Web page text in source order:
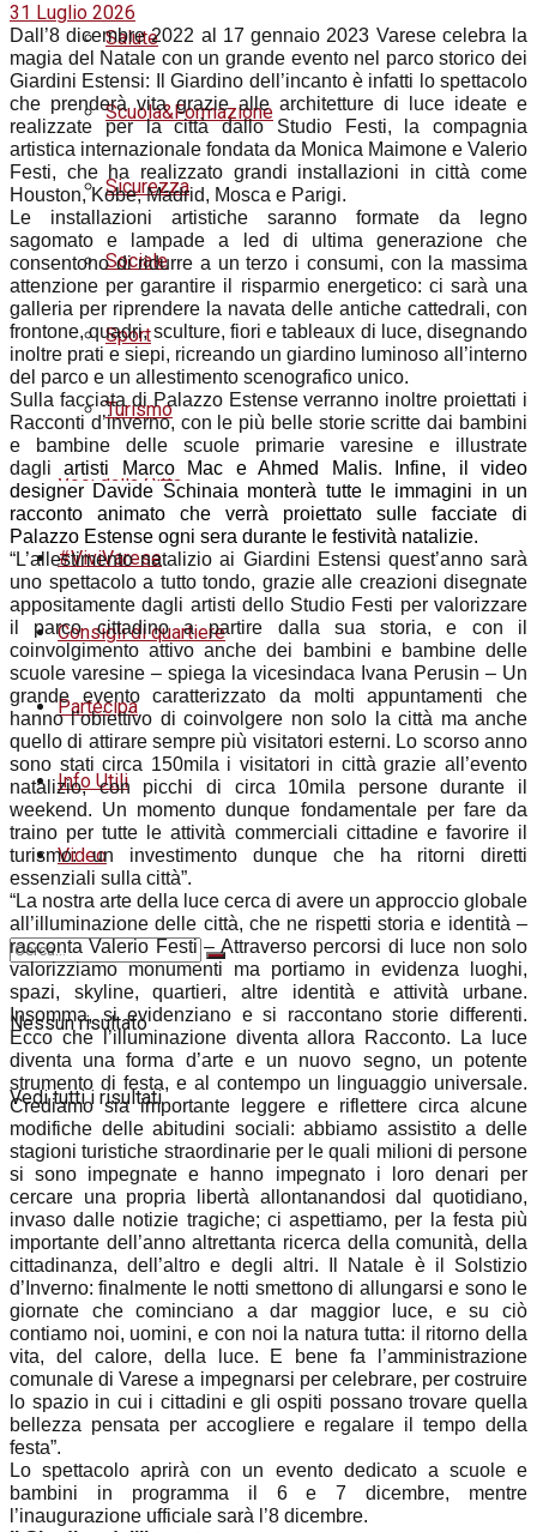
Salute
Scuola&Formazione
Sicurezza
Sociale
Sport
Turismo
Voci dalla Città
#ViviVarese
Consigli di quartiere
Partecipa
Info Utili
Video
Nessun risultato
Vedi tutti i risultati
31 Luglio 2026
Dall’8 dicembre 2022 al 17 gennaio 2023 Varese celebra la
magia del Natale con un grande evento nel parco storico dei
Giardini Estensi: Il Giardino dell’incanto è infatti lo spettacolo
che prenderà vita grazie alle architetture di luce ideate e
realizzate per la città dallo Studio Festi, la compagnia
artistica internazionale fondata da Monica Maimone e Valerio
Festi, che ha realizzato grandi installazioni in città come
Houston, Kobe, Madrid, Mosca e Parigi.
Le installazioni artistiche saranno formate da legno
sagomato e lampade a led di ultima generazione che
consentono di ridurre a un terzo i consumi, con la massima
attenzione per garantire il risparmio energetico: ci sarà una
galleria per riprendere la navata delle antiche cattedrali, con
frontone, quadri, sculture, fiori e tableaux di luce, disegnando
inoltre prati e siepi, ricreando un giardino luminoso all’interno
del parco e un allestimento scenografico unico.
Sulla facciata di Palazzo Estense verranno inoltre proiettati i
Racconti d’inverno, con le più belle storie scritte dai bambini
e bambine delle scuole primarie varesine e illustrate
dagli artisti Marco Mac e Ahmed Malis. Infine, il video
designer Davide Schinaia monterà tutte le immagini in un
racconto animato che verrà proiettato sulle facciate di
Palazzo Estense ogni sera durante le festività natalizie.
“L’allestimento natalizio ai Giardini Estensi quest’anno sarà
uno spettacolo a tutto tondo, grazie alle creazioni disegnate
appositamente dagli artisti dello Studio Festi per valorizzare
il parco cittadino a partire dalla sua storia, e con il
coinvolgimento attivo anche dei bambini e bambine delle
scuole varesine – spiega la vicesindaca Ivana Perusin – Un
grande evento caratterizzato da molti appuntamenti che
hanno l’obiettivo di coinvolgere non solo la città ma anche
quello di attirare sempre più visitatori esterni. Lo scorso anno
sono stati circa 150mila i visitatori in città grazie all’evento
natalizio, con picchi di circa 10mila persone durante il
weekend. Un momento dunque fondamentale per fare da
traino per tutte le attività commerciali cittadine e favorire il
turismo: un investimento dunque che ha ritorni diretti
essenziali sulla città”.
“La nostra arte della luce cerca di avere un approccio globale
all’illuminazione delle città, che ne rispetti storia e identità –
racconta Valerio Festi – Attraverso percorsi di luce non solo
valorizziamo monumenti ma portiamo in evidenza luoghi,
spazi, skyline, quartieri, altre identità e attività urbane.
Insomma, si evidenziano e si raccontano storie differenti.
Ecco che l’illuminazione diventa allora Racconto. La luce
diventa una forma d’arte e un nuovo segno, un potente
strumento di festa, e al contempo un linguaggio universale.
Crediamo sia importante leggere e riflettere circa alcune
modifiche delle abitudini sociali: abbiamo assistito a delle
stagioni turistiche straordinarie per le quali milioni di persone
si sono impegnate e hanno impegnato i loro denari per
cercare una propria libertà allontanandosi dal quotidiano,
invaso dalle notizie tragiche; ci aspettiamo, per la festa più
importante dell’anno altrettanta ricerca della comunità, della
cittadinanza, dell’altro e degli altri. Il Natale è il Solstizio
d’Inverno: finalmente le notti smettono di allungarsi e sono le
giornate che cominciano a dar maggior luce, e su ciò
contiamo noi, uomini, e con noi la natura tutta: il ritorno della
vita, del calore, della luce. E bene fa l’amministrazione
comunale di Varese a impegnarsi per celebrare, per costruire
lo spazio in cui i cittadini e gli ospiti possano trovare quella
bellezza pensata per accogliere e regalare il tempo della
festa”.
Lo spettacolo aprirà con un evento dedicato a scuole e
bambini in programma il 6 e 7 dicembre, mentre
l’inaugurazione ufficiale sarà l’8 dicembre.